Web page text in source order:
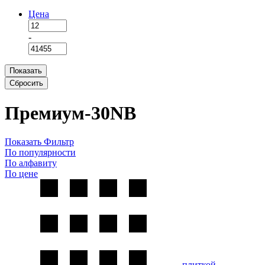
Цена
-
Показать
Сбросить
Премиум-30NB
Показать Фильтр
По популярности
По алфавиту
По цене